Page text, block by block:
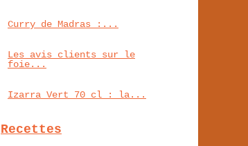
Curry de Madras :...
Les avis clients sur le
foie...
Izarra Vert 70 cl : la...
Recettes